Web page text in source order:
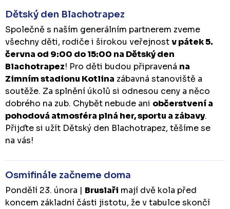
Dětský den Blachotrapez
Společně s naším generálním partnerem zveme
všechny děti, rodiče i širokou veřejnostv pátek 5.
června od 9:00 do 15:00 na Dětský den
Blachotrapez! Pro děti budou připravená na
Zimním stadionu Kotlina zábavná stanoviště a
soutěže. Za splnění úkolů si odnesou ceny a něco
dobrého na zub. Chybět nebude ani občerstvení a
pohodová atmosféra plná her, sportu a zábavy.
Přijďte si užít Dětský den Blachotrapez, těšíme se
na vás!
Osmifinále začneme doma
Pondělí 23. února | Bruslaři mají dvě kola před
koncem základní části jistotu, že v tabulce skončí